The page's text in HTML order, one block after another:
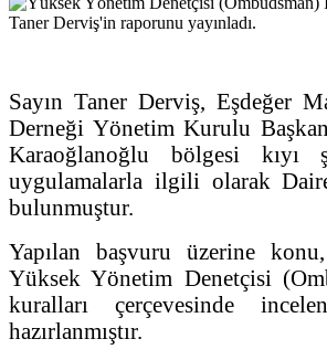
Sayın Taner Derviş, Eşdeğer
Derneği Yönetim Kurulu
Karaoğlanoğlu bölgesi kıyı
uygulamalarla ilgili olarak
bulunmuştur.
Yapılan başvuru üzerine
Yüksek Yönetim Denetçisi
kuralları çerçevesinde
hazırlanmıştır.